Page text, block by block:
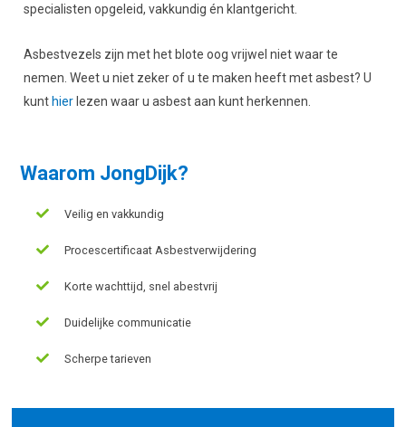
specialisten opgeleid, vakkundig én klantgericht.
Asbestvezels zijn met het blote oog vrijwel niet waar te
nemen. Weet u niet zeker of u te maken heeft met asbest? U
kunt hierlezen waar u asbest aan kunt herkennen.
Waarom JongDijk?
Veilig en vakkundig
Procescertificaat Asbestverwijdering
Korte wachttijd, snel abestvrij
Duidelijke communicatie
Scherpe tarieven